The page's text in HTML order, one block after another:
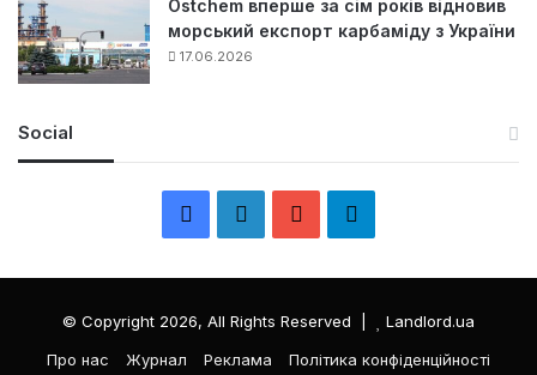
Ostchem вперше за сім років відновив
морський експорт карбаміду з України
17.06.2026
Social
e
k
T
л
е
© Copyright 2026, All Rights Reserved |
Landlord.ua
Про нас
Журнал Реклама Політика конфіденційності